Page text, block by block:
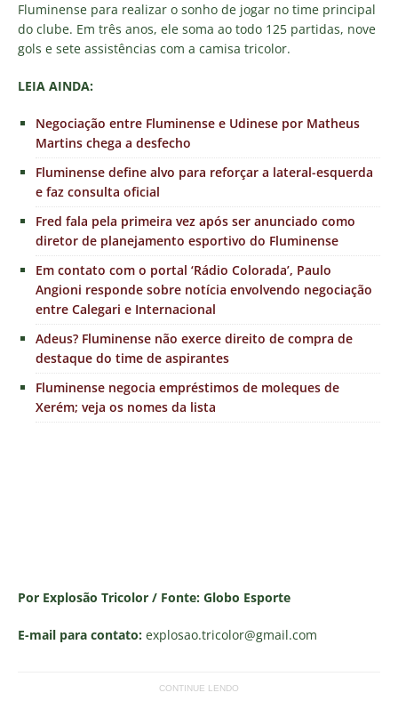
Fluminense para realizar o sonho de jogar no time principal
do clube. Em três anos, ele soma ao todo 125 partidas, nove
gols e sete assistências com a camisa tricolor.
LEIA AINDA:
Negociação entre Fluminense e Udinese por Matheus
Martins chega a desfecho
Fluminense define alvo para reforçar a lateral-esquerda
e faz consulta oficial
Fred fala pela primeira vez após ser anunciado como
diretor de planejamento esportivo do Fluminense
Em contato com o portal ‘Rádio Colorada’, Paulo
Angioni responde sobre notícia envolvendo negociação
entre Calegari e Internacional
Adeus? Fluminense não exerce direito de compra de
destaque do time de aspirantes
Fluminense negocia empréstimos de moleques de
Xerém; veja os nomes da lista
Por Explosão Tricolor / Fonte: Globo Esporte
E-mail para contato: explosao.tricolor@gmail.com
CONTINUE LENDO